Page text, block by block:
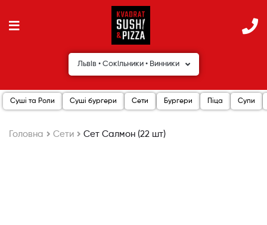
Львів • Сокільники • Винники
Суші та Роли Суші бургери Сети Бургери Піца Супи
Головна Сети Сет Салмон (22 шт)